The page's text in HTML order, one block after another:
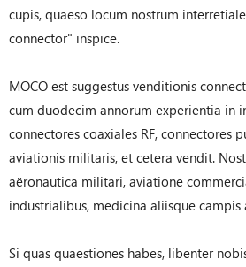
cupis, quaeso locum nostrum
connector" inspice.
MOCO est suggestus venditionis
cum duodecim annorum experientia in
connectores coaxiales RF, connectores
aviationis militaris, et cetera vendit.
aëronautica militari, aviatione
industrialibus, medicina aliisque campis
Si quas quaestiones habes, libenter